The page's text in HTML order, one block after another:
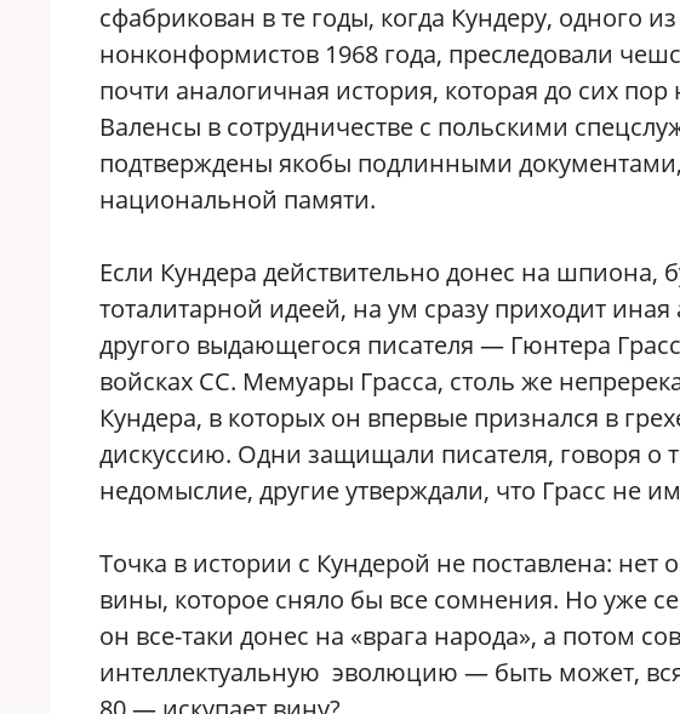
сфабрикован в те годы, когда Кундеру, одного
нонконформистов 1968 года, преследовали
почти аналогичная история, которая до сих
Валенсы в сотрудничестве с польскими
подтверждены якобы подлинными
национальной памяти.
Если Кундера действительно донес на шпиона,
тоталитарной идеей, на ум сразу приходит
другого выдающегося писателя — Гюнтера
войсках СС. Мемуары Грасса, столь же
Кундера, в которых он впервые признался в
дискуссию. Одни защищали писателя, говоря о
недомыслие, другие утверждали, что Грасс не
Точка в истории с Кундерой не поставлена: нет
вины, которое сняло бы все сомнения. Но уже
он все-таки донес на «врага народа», а потом
интеллектуальную эволюцию — быть может,